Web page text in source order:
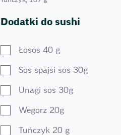
Dodatki do sushi
Łosos 40 g
Sos spajsi sos 30g
Unagi sos 30g
Wegorz 20g
Tuńczyk 20 g